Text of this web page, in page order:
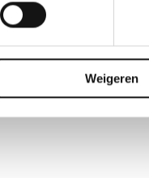
Weigeren
C=47,6 1 1/4In
C=57,2 1 1/2In
C=57,2 1 1/2In